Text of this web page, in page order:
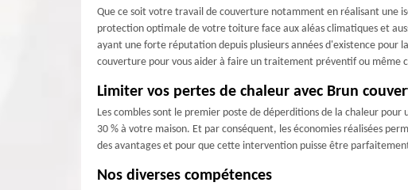
Que ce soit votre travail de couverture notamment en réalisant une
protection optimale de votre toiture face aux aléas climatiques et
ayant une forte réputation depuis plusieurs années d'existence
couverture pour vous aider à faire un traitement préventif ou même
Limiter vos pertes de chaleur avec Brun
Les combles sont le premier poste de déperditions de la chaleur
30 % à votre maison. Et par conséquent, les économies réalisées
des avantages et pour que cette intervention puisse être
Nos diverses compétences